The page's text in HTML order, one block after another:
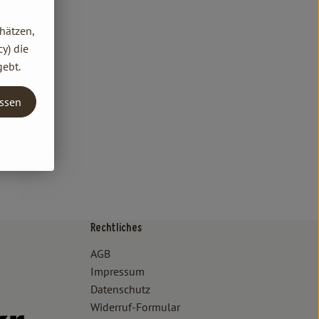
verbraucher
www.oekokiste.de/
lammertzhof/
www.instagram.com/lammertzhof/
https://www.youtube.com/channel/
Externer Link zu https://www.flickr.com/photos/
Rechtliches
AGB
Impressum
Datenschutz
Widerruf-Formular
die